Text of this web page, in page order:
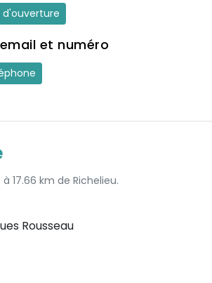
d'ouverture
et numéro
17.66 km de Richelieu.
Rousseau